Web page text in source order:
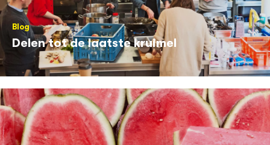
Blog
Delen tot de laatste kruimel